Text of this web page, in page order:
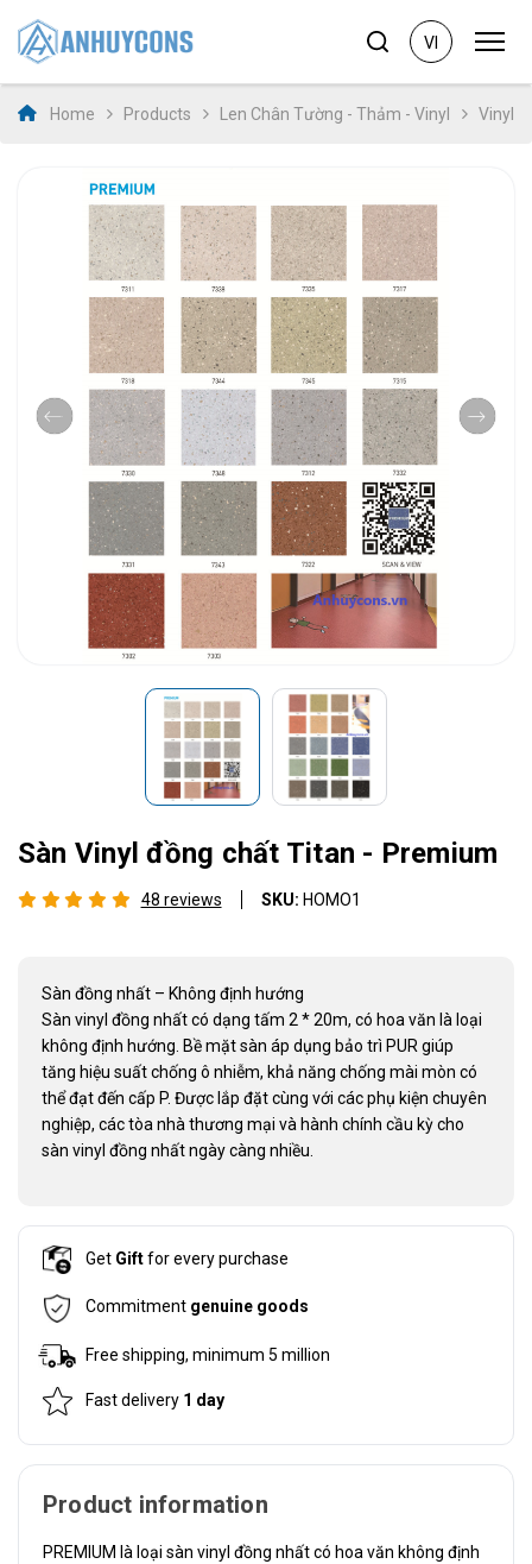
VI
Home Products Len Chân Tường - Thảm - Vinyl Vinyl
Sàn Vinyl đồng chất Titan - Premium
48 reviews SKU: HOMO1
Sàn đồng nhất – Không định hướng
Sàn vinyl đồng nhất có dạng tấm 2 * 20m, có hoa văn là loại
không định hướng. Bề mặt sàn áp dụng bảo trì PUR giúp
tăng hiệu suất chống ô nhiễm, khả năng chống mài mòn có
thể đạt đến cấp P. Được lắp đặt cùng với các phụ kiện chuyên
nghiệp, các tòa nhà thương mại và hành chính cầu kỳ cho
sàn vinyl đồng nhất ngày càng nhiều.
Get Giftfor every purchase
Commitment genuine goods
Free shipping, minimum 5 million
Fast delivery 1 day
Product information
PREMIUM là loại sàn vinyl đồng nhất có hoa văn không định